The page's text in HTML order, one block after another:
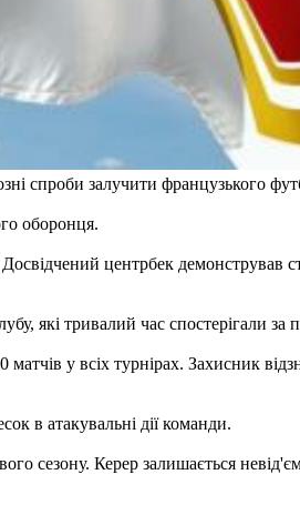
спроби залучити французького
оборонця.
Досвідчений центрбек
які тривалий час спостерігали
у всіх турнірах. Захисник
в атакувальні дії команди.
сезону. Керер залишається